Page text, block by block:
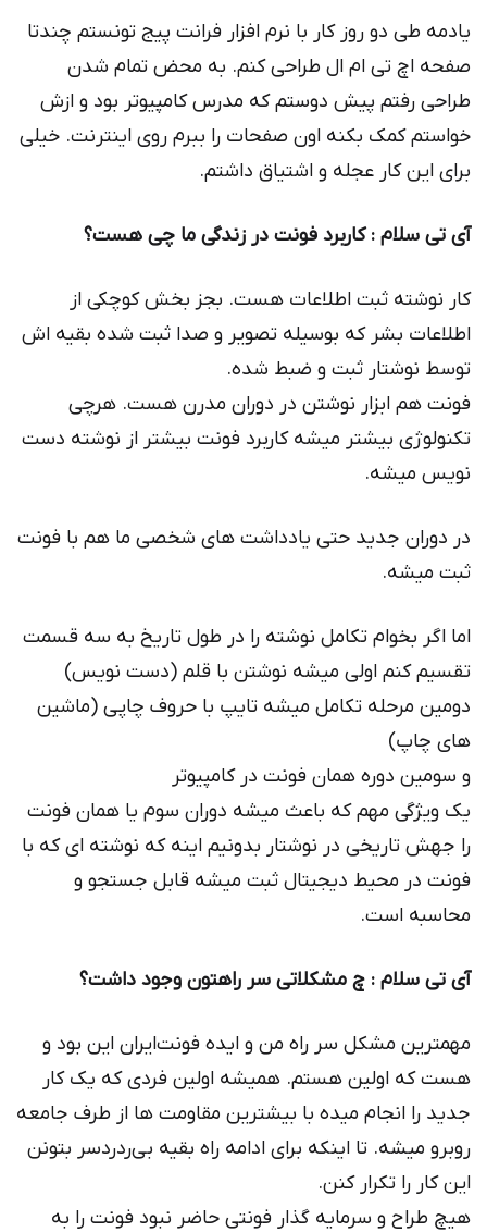
یادمه طی دو روز کار با نرم افزار فرانت پیج تونستم چندتا
صفحه اچ تی ام ال طراحی کنم. به محض تمام شدن
طراحی رفتم پیش دوستم که مدرس کامپیوتر بود و ازش
خواستم کمک بکنه اون صفحات را ببرم روی اینترنت. خیلی
برای این کار عجله و اشتیاق داشتم.
آی تی سلام : كاربرد فونت در زندگی ما چی هست؟
کار نوشته ثبت اطلاعات هست. بجز بخش کوچکی از
اطلاعات بشر که بوسیله تصویر و صدا ثبت شده بقیه اش
توسط نوشتار ثبت و ضبط شده.
فونت هم ابزار نوشتن در دوران مدرن هست. هرچی
تکنولوژی بیشتر میشه کاربرد فونت بیشتر از نوشته دست
نویس میشه.
در دوران جدید حتی یادداشت های شخصی ما هم با فونت
ثبت میشه.
اما اگر بخوام تکامل نوشته را در طول تاریخ به سه قسمت
تقسیم کنم اولی میشه نوشتن با قلم (دست نویس)
دومین مرحله تکامل میشه تایپ با حروف چاپی (ماشین
های چاپ)
و سومین دوره همان فونت در کامپیوتر
یک ویژگی مهم که باعث میشه دوران سوم یا همان فونت
را جهش تاریخی در نوشتار بدونیم اینه که نوشته ای که با
فونت در محیط دیجیتال ثبت میشه قابل جستجو و
محاسبه است.
آی تی سلام : چ مشكلاتی سر راهتون وجود داشت؟
مهمترین مشکل سر راه من و ایده فونت‌ایران این بود و
هست که اولین هستم. همیشه اولین فردی که یک کار
جدید را انجام میده با بیشترین مقاومت ها از طرف جامعه
روبرو میشه. تا اینکه برای ادامه راه بقیه بی‌ردردسر بتونن
این کار را تکرار کنن.
هیچ طراح و سرمایه گذار فونتی حاضر نبود فونت را به